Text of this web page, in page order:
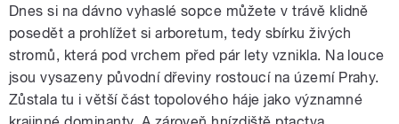
Dnes si na dávno vyhaslé sopce můžete v trávě klidně
posedět a prohlížet si arboretum, tedy sbírku živých
stromů, která pod vrchem před pár lety vznikla. Na louce
jsou vysazeny původní dřeviny rostoucí na území Prahy.
Zůstala tu i větší část topolového háje jako významné